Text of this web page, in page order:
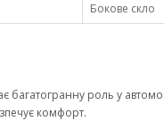
Бокове скло
багатогранну роль у
комфорт.